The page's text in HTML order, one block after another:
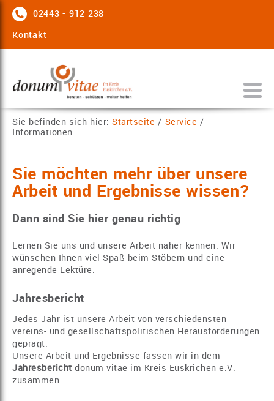
02443 - 912 238
Kontakt
Sie befinden sich hier: Startseite / Service /
Informationen
Sie möchten mehr über unsere
Arbeit und Ergebnisse wissen?
Dann sind Sie hier genau richtig
Lernen Sie uns und unsere Arbeit näher kennen. Wir
wünschen Ihnen viel Spaß beim Stöbern und eine
anregende Lektüre.
Jahresbericht
Jedes Jahr ist unsere Arbeit von verschiedensten
vereins- und gesellschaftspolitischen Herausforderungen
geprägt.
Unsere Arbeit und Ergebnisse fassen wir in dem
Jahresbericht donum vitae im Kreis Euskrichen e.V.
zusammen.